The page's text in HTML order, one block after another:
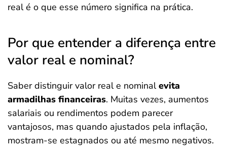
real é o que esse número significa na prática.
Por que entender a diferença entre
valor real e nominal?
Saber distinguir valor real e nominalevita
armadilhas financeiras. Muitas vezes, aumentos
salariais ou rendimentos podem parecer
vantajosos, mas quando ajustados pela inflação,
mostram-se estagnados ou até mesmo negativos.